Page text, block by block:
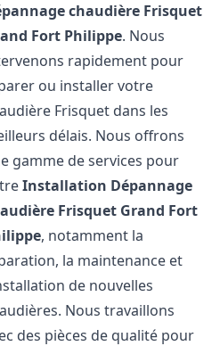
chaudière Frisquet
Fort Philippe. Nous
rapidement pour
ou installer votre
Frisquet dans les
délais. Nous offrons
gamme de services pour
Installation Dépannage
Frisquet Grand Fort
, notamment la
la maintenance et
de nouvelles
Nous travaillons
des pièces de qualité pour